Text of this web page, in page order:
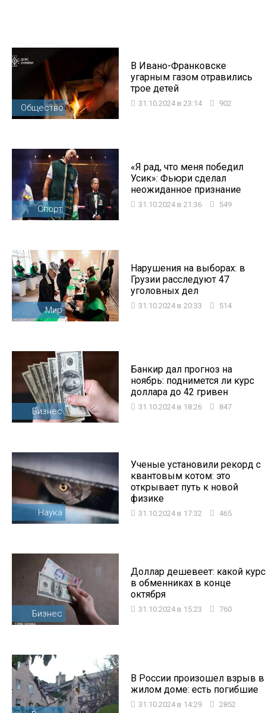
Общество
В Ивано-Франковске
угарным газом отравились
трое детей
31.10.2024 в 23:14 902
Спорт
«Я рад, что меня победил
Усик»: Фьюри сделал
неожиданное признание
31.10.2024 в 21:36 549
Мир
Нарушения на выборах: в
Грузии расследуют 47
уголовных дел
31.10.2024 в 20:33 514
Бизнес
Банкир дал прогноз на
ноябрь: поднимется ли курс
доллара до 42 гривен
31.10.2024 в 18:26 847
Наука
Ученые установили рекорд с
квантовым котом: это
открывает путь к новой
физике
31.10.2024 в 17:32 465
Бизнес
Доллар дешевеет: какой курс
в обменниках в конце
октября
31.10.2024 в 15:23 760
В России произошел взрыв в
жилом доме: есть погибшие
31.10.2024 в 14:29 2852